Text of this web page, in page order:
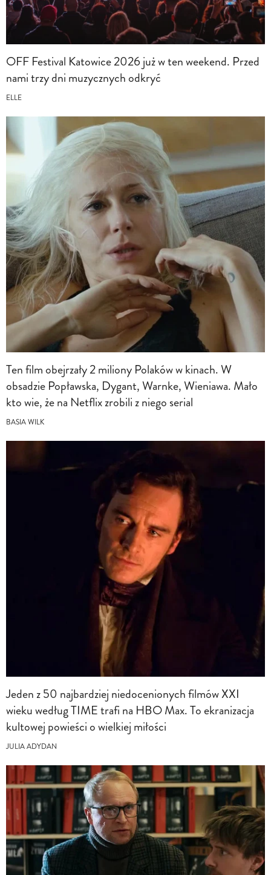
OFF Festival Katowice 2026 już w ten weekend. Przed
nami trzy dni muzycznych odkryć
ELLE
Ten film obejrzały 2 miliony Polaków w kinach. W
obsadzie Popławska, Dygant, Warnke, Wieniawa. Mało
kto wie, że na Netflix zrobili z niego serial
BASIA WILK
Jeden z 50 najbardziej niedocenionych filmów XXI
wieku według TIME trafi na HBO Max. To ekranizacja
kultowej powieści o wielkiej miłości
JULIA ADYDAN